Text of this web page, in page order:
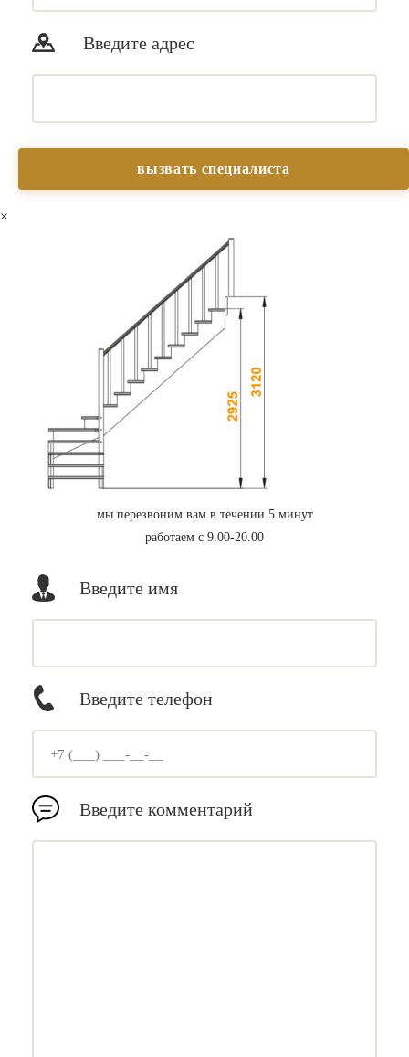
Введите адрес
×
мы перезвоним вам в течении 5 минут
работаем с 9.00-20.00
Введите имя
Введите телефон
Введите комментарий